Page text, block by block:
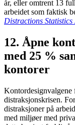
år, eller omtrent 13
arbeidet som faktisk
Distractions Statistics
12. Åpne
med 25 %
kontorer
Kontordesignvalgene
distraksjonskrisen.
distraksjoner på
med miljøer med